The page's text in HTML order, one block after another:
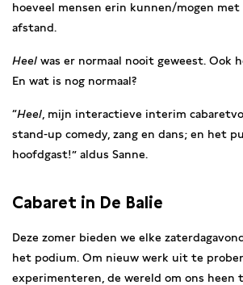
hoeveel mensen erin kunnen/mogen
afstand.
Heel was er normaal nooit geweest. Ook
En wat is nog normaal?
“Heel , mijn interactieve interim
stand-up comedy, zang en dans; en het
hoofdgast!” aldus Sanne.
Cabaret in De Balie
Deze zomer bieden we elke
het podium. Om nieuw werk uit te
experimenteren, de wereld om ons heen